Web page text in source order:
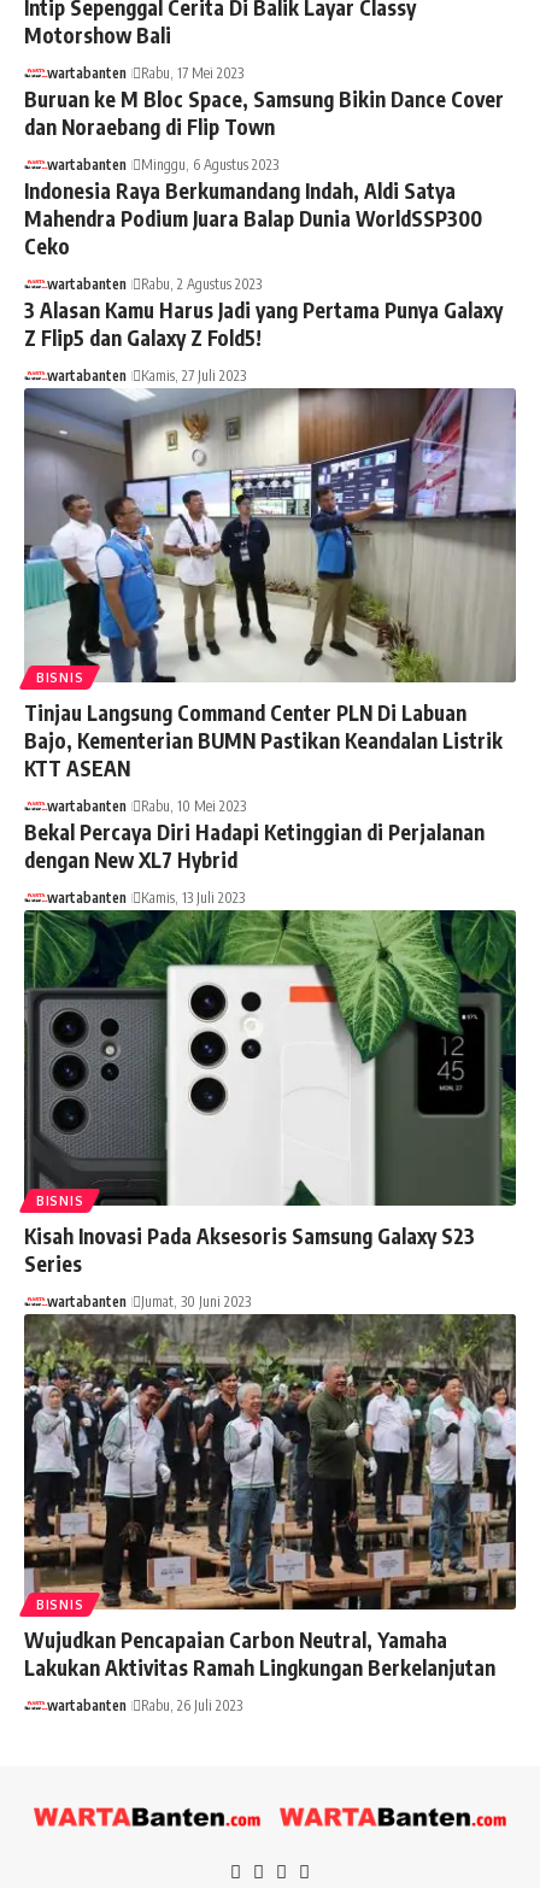
Intip Sepenggal Cerita Di Balik Layar Classy
Motorshow Bali
wartabanten Rabu, 17 Mei 2023
Buruan ke M Bloc Space, Samsung Bikin Dance Cover
dan Noraebang di Flip Town
wartabanten Minggu, 6 Agustus 2023
Indonesia Raya Berkumandang Indah, Aldi Satya
Mahendra Podium Juara Balap Dunia WorldSSP300
Ceko
wartabanten Rabu, 2 Agustus 2023
3 Alasan Kamu Harus Jadi yang Pertama Punya Galaxy
Z Flip5 dan Galaxy Z Fold5!
wartabanten Kamis, 27 Juli 2023
BISNIS
Tinjau Langsung Command Center PLN Di Labuan
Bajo, Kementerian BUMN Pastikan Keandalan Listrik
KTT ASEAN
wartabanten Rabu, 10 Mei 2023
Bekal Percaya Diri Hadapi Ketinggian di Perjalanan
dengan New XL7 Hybrid
wartabanten Kamis, 13 Juli 2023
BISNIS
Kisah Inovasi Pada Aksesoris Samsung Galaxy S23
Series
wartabanten Jumat, 30 Juni 2023
BISNIS
Wujudkan Pencapaian Carbon Neutral, Yamaha
Lakukan Aktivitas Ramah Lingkungan Berkelanjutan
wartabanten Rabu, 26 Juli 2023